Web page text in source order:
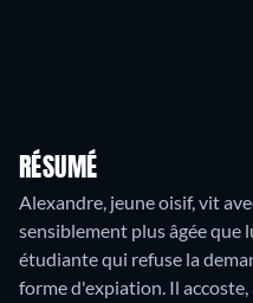
RÉSUMÉ
Alexandre, jeune oisif, vit
sensiblement plus âgée que
étudiante qui refuse la
forme d'expiation. Il